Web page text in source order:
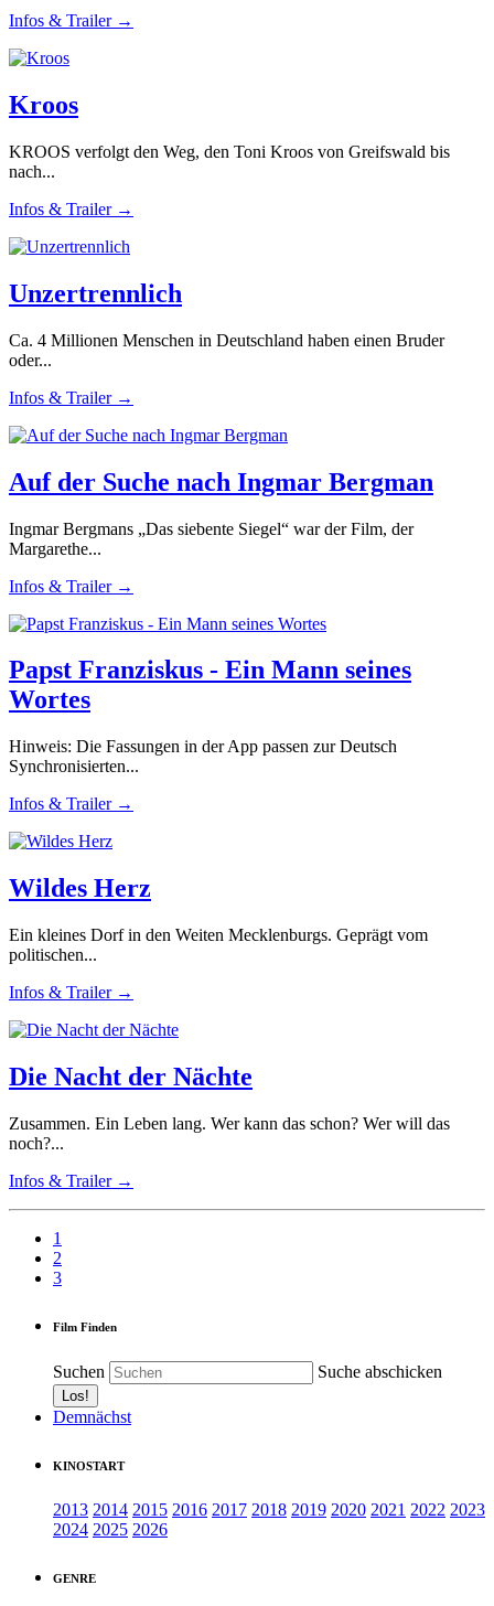
Infos & Trailer →
Kroos
KROOS verfolgt den Weg, den Toni Kroos von Greifswald bis
nach...
Infos & Trailer →
Unzertrennlich
Ca. 4 Millionen Menschen in Deutschland haben einen Bruder
oder...
Infos & Trailer →
Auf der Suche nach Ingmar Bergman
Ingmar Bergmans „Das siebente Siegel“ war der Film, der
Margarethe...
Infos & Trailer →
Papst Franziskus - Ein Mann seines
Wortes
Hinweis: Die Fassungen in der App passen zur Deutsch
Synchronisierten...
Infos & Trailer →
Wildes Herz
Ein kleines Dorf in den Weiten Mecklenburgs. Geprägt vom
politischen...
Infos & Trailer →
Die Nacht der Nächte
Zusammen. Ein Leben lang. Wer kann das schon? Wer will das
noch?...
Infos & Trailer →
1
2
3
Film Finden
Suchen Suche abschicken
Demnächst
KINOSTART
2013 2014 2015 2016 2017 2018 2019 2020 2021 2022 2023
2024 2025 2026
GENRE